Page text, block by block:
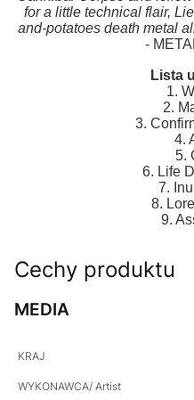
for a little technical flair,
and-potatoes death metal
-
Lista
1.
2.
3.
4.
5.
6. Life
7.
8.
9.
Cechy produktu
MEDIA
KRAJ
WYKONAWCA/ Artist